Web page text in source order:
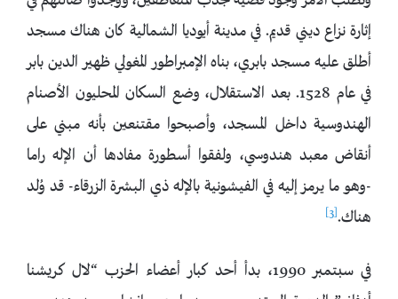
إثارة نزاع ديني قديم. في مدينة أيوديا الشمالية كان هناك مسجد
أطلق عليه مسجد بابري، بناه الإمبراطور المغولي ظهير الدين بابر
في عام 1528. بعد الاستقلال، وضع السكان المحليون الأصنام
الهندوسية داخل المسجد، وأصبحوا مقتنعين بأنه مبني على
أنقاض معبد هندوسي، ولفقوا أسطورة مفادها أن الإله راما
-وهو ما يرمز إليه في الفيشونية بالإله ذي البشرة الزرقاء- قد وُلد
هناك.[3]
في سبتمبر 1990، بدأ أحد كبار أعضاء الحزب “لال كريشنا